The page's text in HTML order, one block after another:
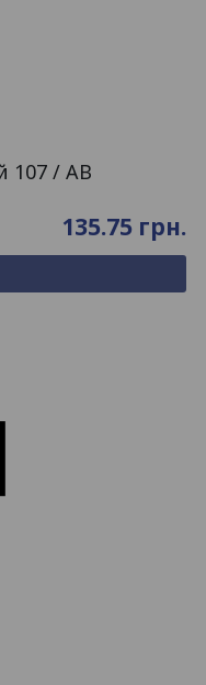
107 / AB
135.75 грн.